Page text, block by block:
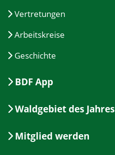
Vertretungen
Arbeitskreise
Geschichte
BDF App
Waldgebiet des Jahres
Mitglied werden